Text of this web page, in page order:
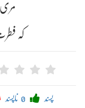
مری
کہ
پسند ناپسند